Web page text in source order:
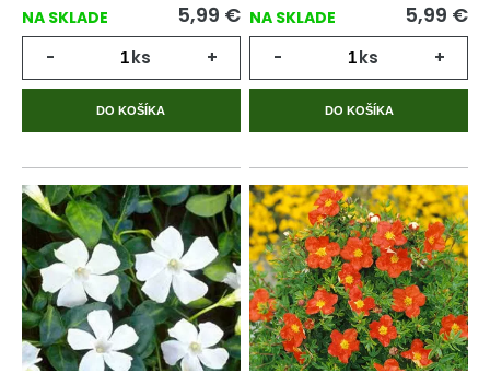
NA SKLADE 5,99 €
- ks +
DO KOŠÍKA
NA SKLADE 5,99 €
- ks +
DO KOŠÍKA